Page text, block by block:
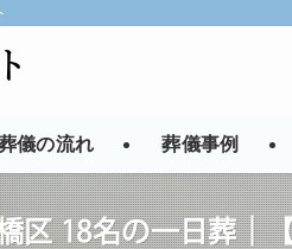
儀の流れ 葬儀事例
区 18名の一日葬｜